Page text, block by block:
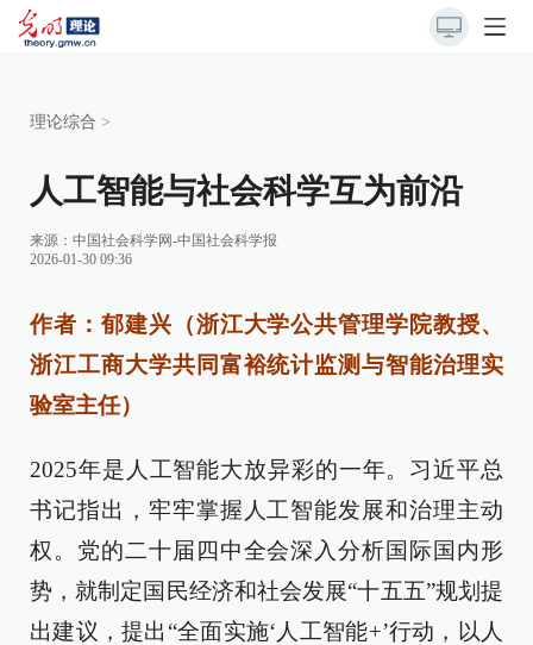
理论综合 >
人工智能与社会科学互为前沿
来源： 中国社会科学网-中国社会科学报
2026-01-30 09:36
作者：郁建兴（浙江大学公共管理学院教授、
浙江工商大学共同富裕统计监测与智能治理实
验室主任）
2025年是人工智能大放异彩的一年。习近平总
书记指出，牢牢掌握人工智能发展和治理主动
权。党的二十届四中全会深入分析国际国内形
势，就制定国民经济和社会发展“十五五”规划提
出建议，提出“全面实施‘人工智能+’行动，以人